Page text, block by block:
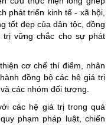
phát triển kinh tế - xã hội,
tốt đẹp của dân tộc, đồng
vững chắc cho sự phát
cơ chế thí điểm, nhân
đồng bộ các hệ giá trị
các nhóm đối tượng.
các hệ giá trị trong quá
phạm pháp luật, chiến